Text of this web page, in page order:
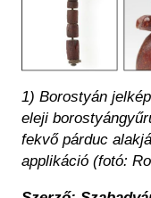
1) Borostyán
eleji
fekvő párduc
applikáció (fotó: